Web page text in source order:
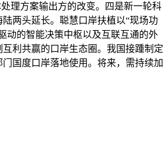
理方案输出方的改变。四是新一轮科
两头延长。聪慧口岸扶植以“现场功
动的智能决策中枢以及互联互通的外
利共赢的口岸生态圈。我国接踵制定
国度口岸落地使用。将来，需持续加